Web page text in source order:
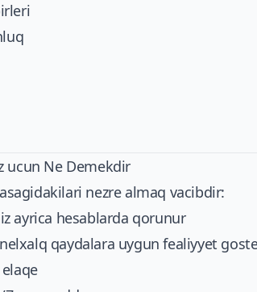
ucun Ne Demekdir
nezre almaq vacibdir:
ayrica hesablarda qorunur
qaydalara uygun fealiyyet